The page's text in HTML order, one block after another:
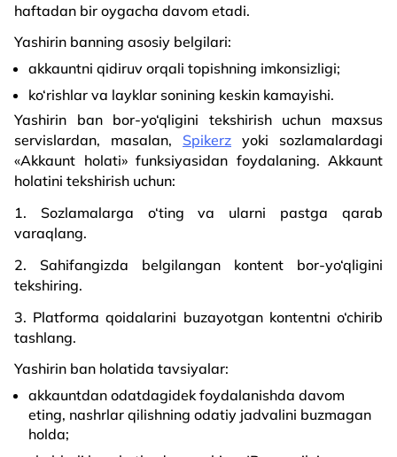
haftadan bir oygacha davom etadi.
Yashirin banning asosiy belgilari:
akkauntni qidiruv orqali topishning imkonsizligi;
ko‘rishlar va layklar sonining keskin kamayishi.
Yashirin ban bor-yo‘qligini tekshirish uchun maxsus
servislardan, masalan, Spikerz yoki sozlamalardagi
«Akkaunt holati» funksiyasidan foydalaning. Akkaunt
holatini tekshirish uchun:
1. Sozlamalarga o‘ting va ularni pastga qarab
varaqlang.
2. Sahifangizda belgilangan kontent bor-yo‘qligini
tekshiring.
3. Platforma qoidalarini buzayotgan kontentni o‘chirib
tashlang.
Yashirin ban holatida tavsiyalar:
akkauntdan odatdagidek foydalanishda davom
eting, nashrlar qilishning odatiy jadvalini buzmagan
holda;